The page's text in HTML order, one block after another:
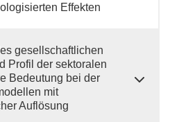
Effekten
gesellschaftlichen
Profil der sektoralen
Bedeutung bei der
mit
Auflösung